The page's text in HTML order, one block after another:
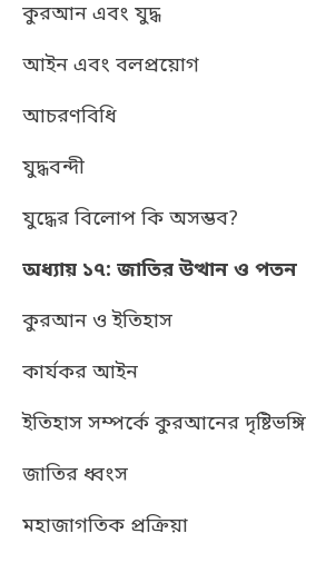
কুরআন এবং যুদ্ধ
আইন এবং বলপ্রয়োগ
আচরণবিধি
যুদ্ধবন্দী
যুদ্ধের বিলোপ কি অসম্ভব?
অধ্যায় ১৭: জাতির উত্থান ও পতন
কুরআন ও ইতিহাস
কার্যকর আইন
ইতিহাস সম্পর্কে কুরআনের দৃষ্টিভঙ্গি
জাতির ধ্বংস
মহাজাগতিক প্রক্রিয়া